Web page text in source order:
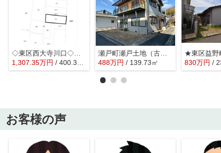
◇東区西大寺川口◇土地◇
1,307.35万円 / 400.36㎡
瀬戸町瀬戸土地（古家付）
488万円 / 139.73㎡
★東区益
830万円 /
お客様の声